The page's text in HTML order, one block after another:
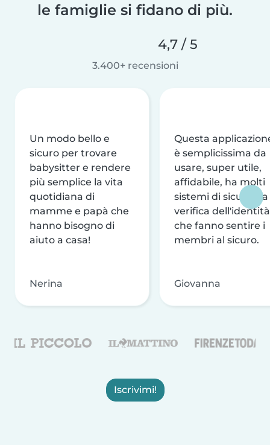
le famiglie si fidano di più.
4,7 / 5
3.400+ recensioni
Un modo bello e
sicuro per trovare
babysitter e rendere
più semplice la vita
quotidiana di
mamme e papà che
hanno bisogno di
aiuto a casa!
Nerina
Questa
è semplicissima da
usare, super utile,
affidabile, ha molti
sistemi di sicurezza
verifica dell'identità
che fanno sentire i
membri al sicuro.
Giovanna
Iscrivimi!